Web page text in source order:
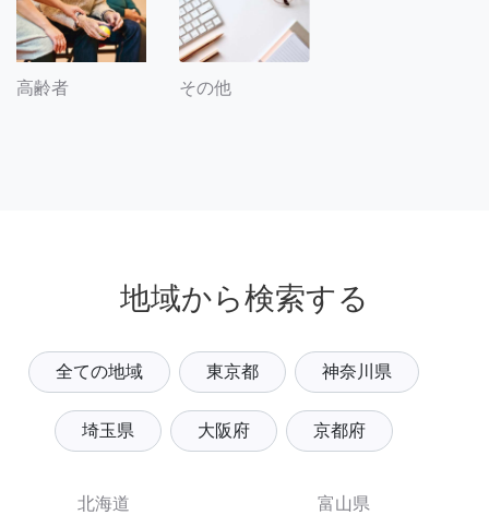
高齢者 その他
地域から検索する
全ての地域 東京都 神奈川県
埼玉県 大阪府 京都府
北海道
富山県